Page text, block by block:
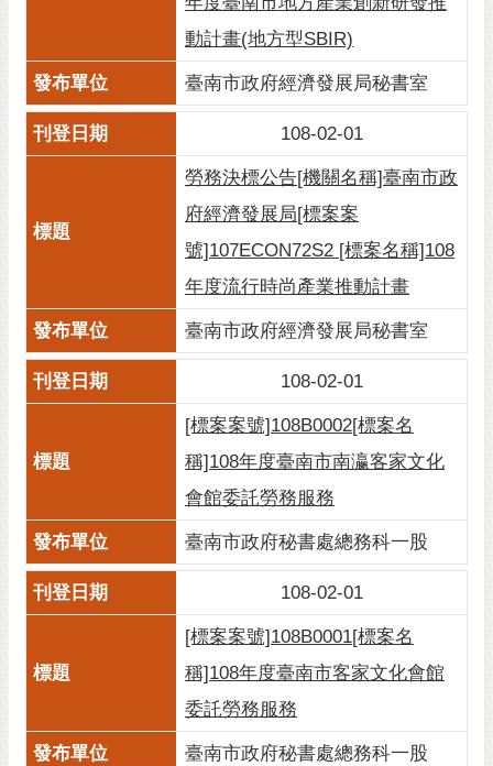
動計畫(地方型SBIR)
臺南市政府經濟發展局秘書室
108-02-01
勞務決標公告[機關名稱]臺南市政
府經濟發展局[標案案
號]107ECON72S2 [標案名稱]108
年度流行時尚產業推動計畫
臺南市政府經濟發展局秘書室
108-02-01
[標案案號]108B0002[標案名
稱]108年度臺南市南瀛客家文化
會館委託勞務服務
臺南市政府秘書處總務科一股
108-02-01
[標案案號]108B0001[標案名
稱]108年度臺南市客家文化會館
委託勞務服務
臺南市政府秘書處總務科一股